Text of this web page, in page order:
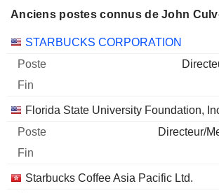
Anciens postes connus de John
Sociétés Poste Fin
STARBUCKS CORPORATION
Florida State University Foundation,
Directeur/
Starbucks Coffee Asia Pacific Ltd.